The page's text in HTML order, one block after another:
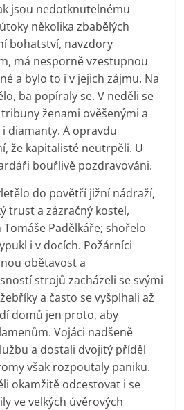
jsou nedotknutelnému
několika zbabělých
bohatství, navzdory
má nesporně vzestupnou
a bylo to i v jejich zájmu. Na
ba popíraly se. V neděli se
ženami ověšenými a
diamanty. A opravdu
že kapitalisté neutrpěli. U
bouřlivě pozdravováni.
do povětří jižní nádraží,
trust a zázračný kostel,
Padělkáře; shořelo
i v docích. Požárníci
obětavost a
strojů zacházeli se svými
a často se vyšplhali až
domů jen proto, aby
Vojáci nadšeně
a dostali dvojitý příděl
však rozpoutaly paniku.
okamžitě odcestovat i se
ve velkých úvěrových